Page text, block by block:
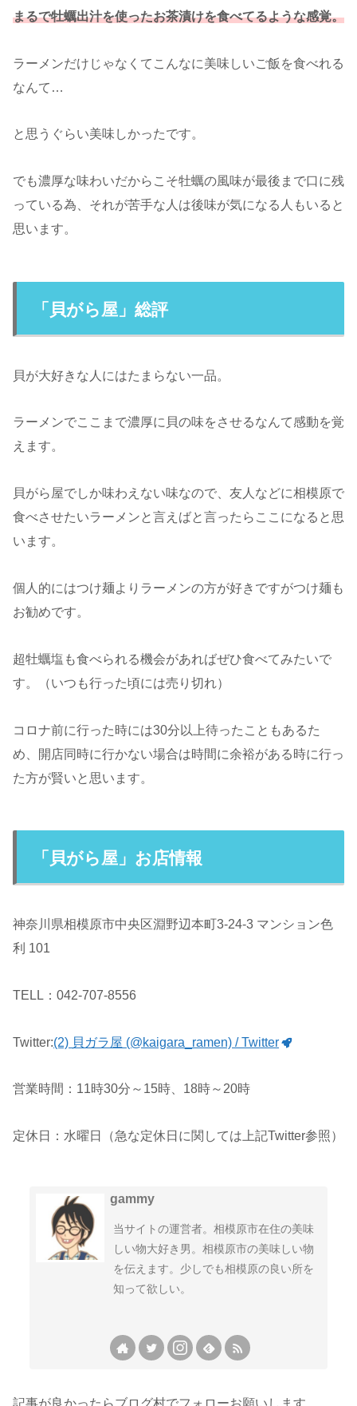
まるで牡蠣出汁を使ったお茶漬けを食べてるような感覚。
ラーメンだけじゃなくてこんなに美味しいご飯を食べれる
なんて…
と思うぐらい美味しかったです。
でも濃厚な味わいだからこそ牡蠣の風味が最後まで口に残
っている為、それが苦手な人は後味が気になる人もいると
思います。
「貝がら屋」総評
貝が大好きな人にはたまらない一品。
ラーメンでここまで濃厚に貝の味をさせるなんて感動を覚
えます。
貝がら屋でしか味わえない味なので、友人などに相模原で
食べさせたいラーメンと言えばと言ったらここになると思
います。
個人的にはつけ麺よりラーメンの方が好きですがつけ麺も
お勧めです。
超牡蠣塩も食べられる機会があればぜひ食べてみたいで
す。（いつも行った頃には売り切れ）
コロナ前に行った時には30分以上待ったこともあるた
め、開店同時に行かない場合は時間に余裕がある時に行っ
た方が賢いと思います。
「貝がら屋」お店情報
神奈川県相模原市中央区淵野辺本町3-24-3 マンション色
利 101
TELL：042-707-8556
Twitter:(2) 貝ガラ屋 (@kaigara_ramen) / Twitter
営業時間：11時30分～15時、18時～20時
定休日：水曜日（急な定休日に関しては上記Twitter参照）
gammy
当サイトの運営者。相模原市在住の美味
しい物大好き男。相模原市の美味しい物
を伝えます。少しでも相模原の良い所を
知って欲しい。
記事が良かったらブログ村でフォローお願いします